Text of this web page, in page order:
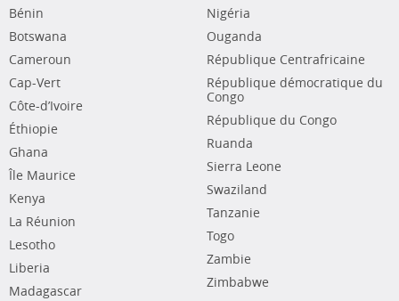
Bénin
Botswana
Cameroun
Cap-Vert
Côte-d’Ivoire
Éthiopie
Ghana
Île Maurice
Kenya
La Réunion
Lesotho
Liberia
Madagascar
Nigéria
Ouganda
République Centrafricaine
République démocratique du
Congo
République du Congo
Ruanda
Sierra Leone
Swaziland
Tanzanie
Togo
Zambie
Zimbabwe